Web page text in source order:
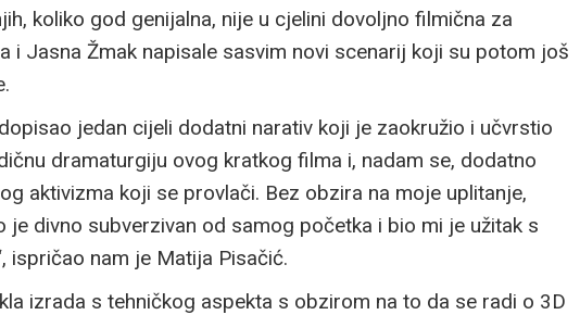
koliko god genijalna, nije u cjelini dovoljno filmična za
i Jasna Žmak napisale sasvim novi scenarij koji su potom još
jedan cijeli dodatni narativ koji je zaokružio i učvrstio
dramaturgiju ovog kratkog filma i, nadam se, dodatno
aktivizma koji se provlači. Bez obzira na moje uplitanje,
je divno subverzivan od samog početka i bio mi je užitak s
ispričao nam je Matija Pisačić.
izrada s tehničkog aspekta s obzirom na to da se radi o 3D